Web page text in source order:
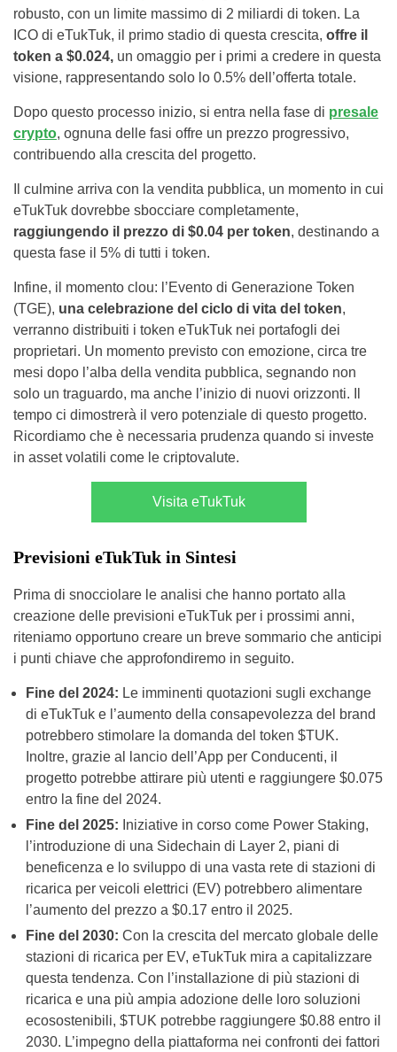
robusto, con un limite massimo di 2 miliardi di token. La
ICO di eTukTuk, il primo stadio di questa crescita, offre il
token a $0.024, un omaggio per i primi a credere in questa
visione, rappresentando solo lo 0.5% dell’offerta totale.
Dopo questo processo inizio, si entra nella fase di presale
crypto, ognuna delle fasi offre un prezzo progressivo,
contribuendo alla crescita del progetto.
Il culmine arriva con la vendita pubblica, un momento in cui
eTukTuk dovrebbe sbocciare completamente,
raggiungendo il prezzo di $0.04 per token, destinando a
questa fase il 5% di tutti i token.
Infine, il momento clou: l’Evento di Generazione Token
(TGE), una celebrazione del ciclo di vita del token,
verranno distribuiti i token eTukTuk nei portafogli dei
proprietari. Un momento previsto con emozione, circa tre
mesi dopo l’alba della vendita pubblica, segnando non
solo un traguardo, ma anche l’inizio di nuovi orizzonti. Il
tempo ci dimostrerà il vero potenziale di questo progetto.
Ricordiamo che è necessaria prudenza quando si investe
in asset volatili come le criptovalute.
Visita eTukTuk
Previsioni eTukTuk in Sintesi
Prima di snocciolare le analisi che hanno portato alla
creazione delle previsioni eTukTuk per i prossimi anni,
riteniamo opportuno creare un breve sommario che anticipi
i punti chiave che approfondiremo in seguito.
Fine del 2024: Le imminenti quotazioni sugli exchange
di eTukTuk e l’aumento della consapevolezza del brand
potrebbero stimolare la domanda del token $TUK.
Inoltre, grazie al lancio dell’App per Conducenti, il
progetto potrebbe attirare più utenti e raggiungere $0.075
entro la fine del 2024.
Fine del 2025: Iniziative in corso come Power Staking,
l’introduzione di una Sidechain di Layer 2, piani di
beneficenza e lo sviluppo di una vasta rete di stazioni di
ricarica per veicoli elettrici (EV) potrebbero alimentare
l’aumento del prezzo a $0.17 entro il 2025.
Fine del 2030: Con la crescita del mercato globale delle
stazioni di ricarica per EV, eTukTuk mira a capitalizzare
questa tendenza. Con l’installazione di più stazioni di
ricarica e una più ampia adozione delle loro soluzioni
ecosostenibili, $TUK potrebbe raggiungere $0.88 entro il
2030. L’impegno della piattaforma nei confronti dei fattori